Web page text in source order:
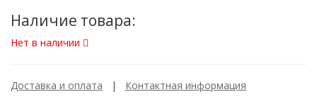
Наличие товара:
Нет в наличии
Доставка и оплата | Контактная информация